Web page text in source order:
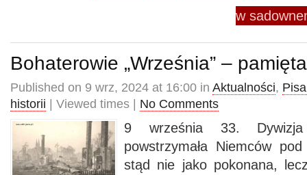
w
Bohaterowie „Września” –
Published on 9 wrz, 2024 at 16:00 in Aktualności,
historii | Viewed times | No Comments
9 września 33. Dywizja
powstrzymała Niemców
stąd nie jako pokonana,